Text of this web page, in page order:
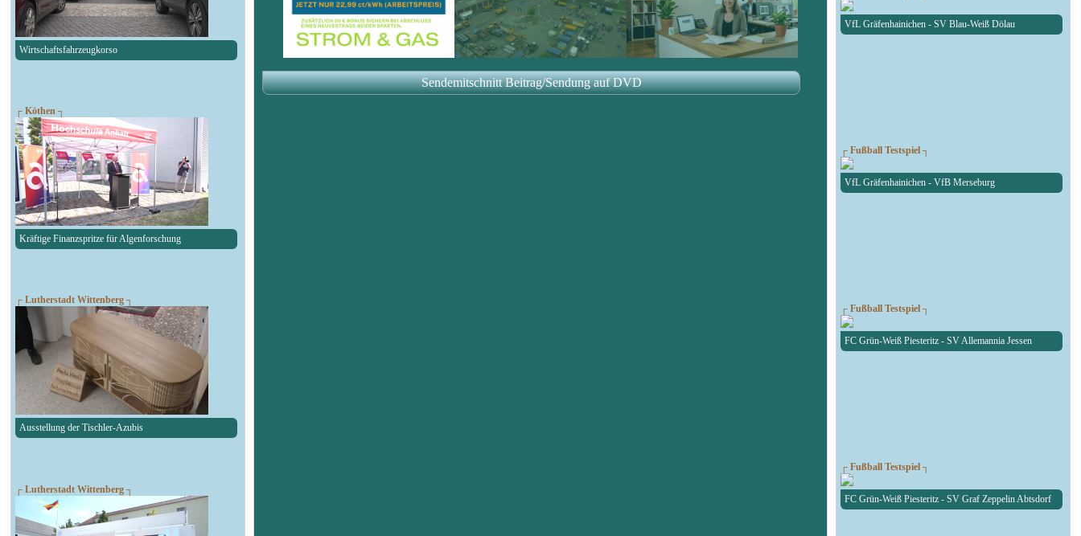
Wirtschaftsfahrzeugkorso
┌ Köthen ┐
Kräftige Finanzspritze für Algenforschung
┌ Lutherstadt Wittenberg ┐
Ausstellung der Tischler-Azubis
┌ Lutherstadt Wittenberg ┐
Sendemitschnitt Beitrag/Sendung auf DVD
VfL Gräfenhainichen - SV Blau-Weiß Dölau
┌ Fußball Testspiel ┐
VfL Gräfenhainichen - VfB Merseburg
┌ Fußball Testspiel ┐
FC Grün-Weiß Piesteritz - SV Allemannia Jessen
┌ Fußball Testspiel ┐
FC Grün-Weiß Piesteritz - SV Graf Zeppelin Abtsdorf